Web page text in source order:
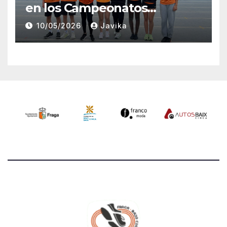
en los Campeonatos
Provinciales Sub-14 y Sub-16
10/05/2026 Javika